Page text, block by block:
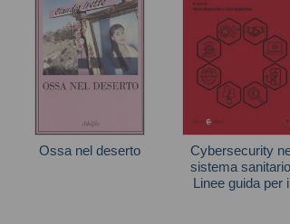
Ossa nel deserto
Cybersecurity
sistema
Linee guida per